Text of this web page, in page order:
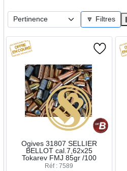
🔽 Filtres
Ogives 31807 SELLIER
BELLOT cal.7,62x25
Tokarev FMJ 85gr /100
Réf : 7589